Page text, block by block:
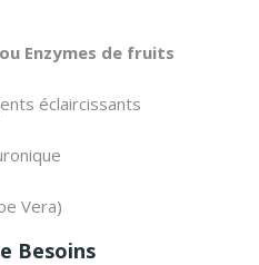
Enzymes de fruits
éclaircissants
Vera)
Besoins